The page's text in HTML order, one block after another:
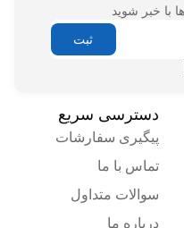
با خبر شوید
پیگیری سفارشات
تماس با ما
سوالات متداول
درباره ما